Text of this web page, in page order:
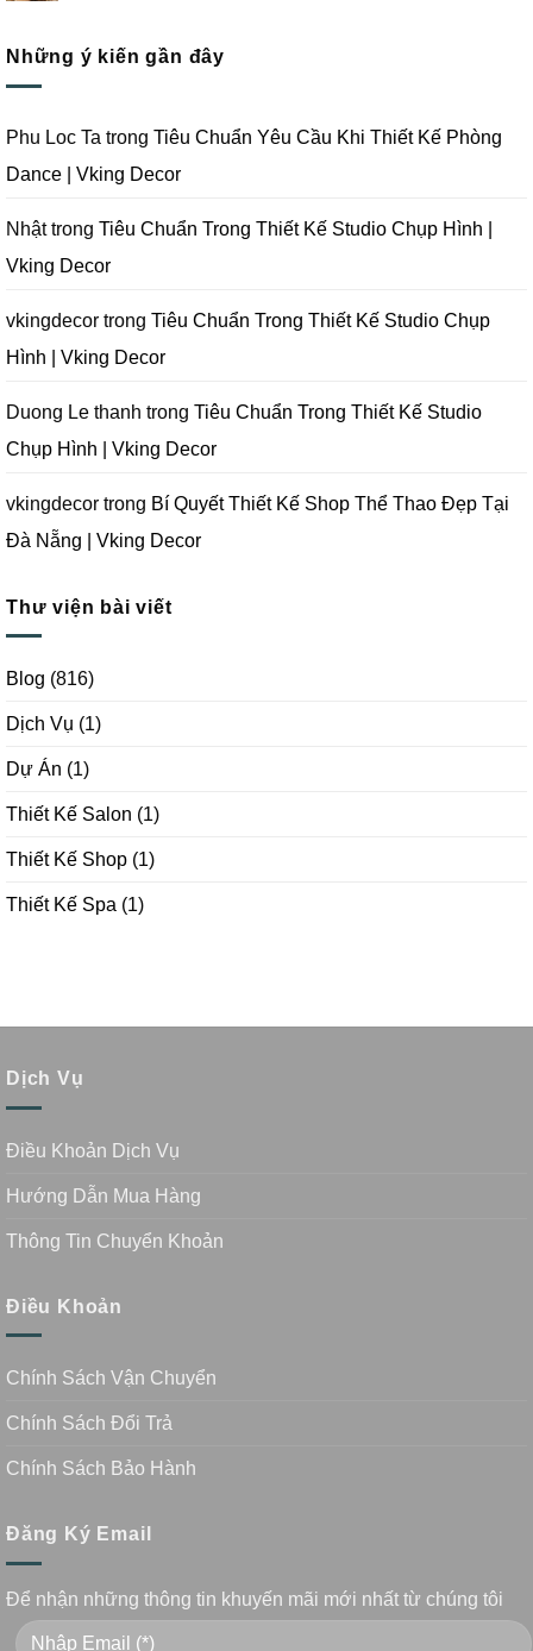
Tại
Đà
Decor
Trọn
Gói
Đà
Nẵng
Vking
Studio
Quay
Nẵng
|
Decor
luận
ở
Tránh
Khi
Kế
Chụp
Ảnh
Đà
Vking
Decor
Những ý kiến gần đây
Phu Loc Ta trong Tiêu Chuẩn Yêu Cầu Khi Thiết Kế Phòng
Dance | Vking Decor
Nhậttrong Tiêu Chuẩn Trong Thiết Kế Studio Chụp Hình |
Vking Decor
vkingdecor trong Tiêu Chuẩn Trong Thiết Kế Studio Chụp
Hình | Vking Decor
Duong Le thanh trong Tiêu Chuẩn Trong Thiết Kế Studio
Chụp Hình | Vking Decor
vkingdecor trong Bí Quyết Thiết Kế Shop Thể Thao Đẹp Tại
Đà Nẵng | Vking Decor
Thư viện bài viết
Blog (816)
Dịch Vụ (1)
Dự Án (1)
Thiết Kế Salon (1)
Thiết Kế Shop (1)
Thiết Kế Spa (1)
Dịch Vụ
Điều Khoản Dịch Vụ
Hướng Dẫn Mua Hàng
Thông Tin Chuyển Khoản
Điều Khoản
Chính Sách Vận Chuyển
Chính Sách Đổi Trả
Chính Sách Bảo Hành
Đăng Ký Email
Để nhận những thông tin khuyến mãi mới nhất từ chúng tôi